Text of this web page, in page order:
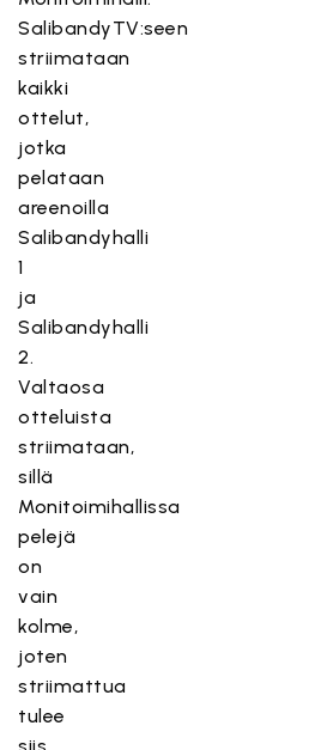
SalibandyTV:seen
striimataan
kaikki
ottelut,
jotka
pelataan
areenoilla
Salibandyhalli
1
ja
Salibandyhalli
2.
Valtaosa
otteluista
striimataan,
sillä
Monitoimihallissa
pelejä
on
vain
kolme,
joten
striimattua
tulee